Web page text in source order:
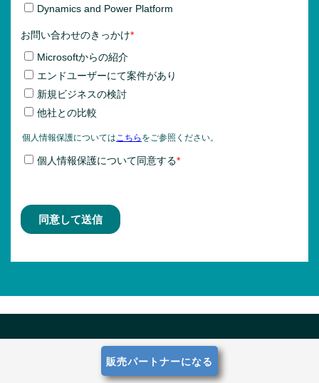
販売パートナーになる